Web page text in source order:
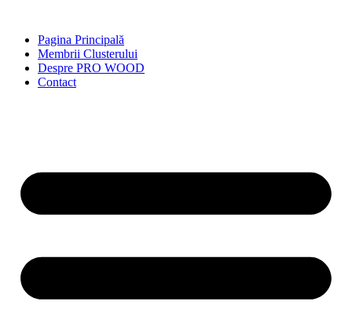
contentPagina Principală
Membrii Clusterului
Despre PRO WOOD
Contact